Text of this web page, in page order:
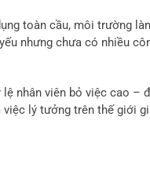
toàn cầu, môi trường
nhưng chưa có nhiều
nhân viên bỏ việc cao –
việc lý tưởng trên thế giới